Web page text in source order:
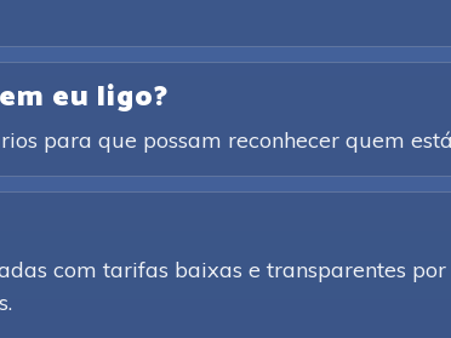
eu ligo?
para que possam reconhecer quem
com tarifas baixas e transparentes